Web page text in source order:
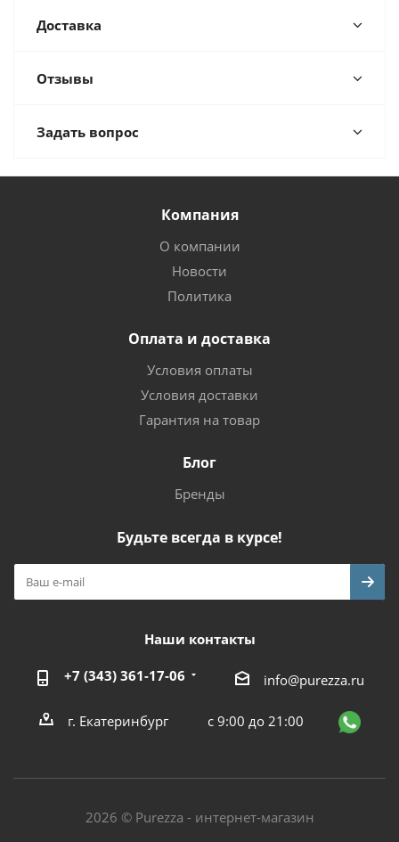
Доставка
Отзывы
Задать вопрос
Компания
О компании
Новости
Политика
Оплата и доставка
Условия оплаты
Условия доставки
Гарантия на товар
Блог
Бренды
Будьте всегда в курсе!
Наши контакты
+7 (343) 361-17-06 info@purezza.ru
г. Екатеринбург с 9:00 до 21:00
2026 © Purezza - интернет-магазин